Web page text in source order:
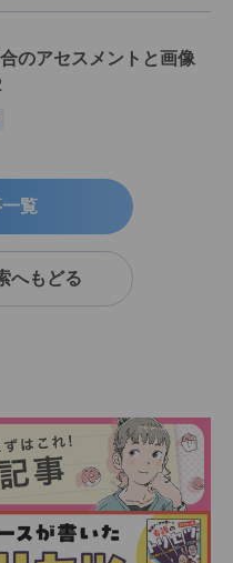
のアセスメントと画像
覧
へもどる